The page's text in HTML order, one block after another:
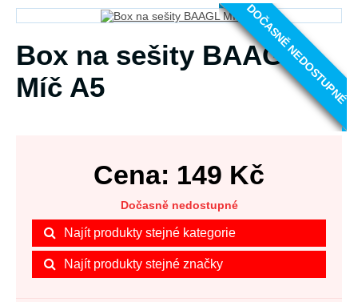
DOČASNĚ NEDOSTUPNÉ
Box na sešity BAAGL
Míč A5
Cena: 149 Kč
Dočasně nedostupné
Najít produkty stejné kategorie
Najít produkty stejné značky